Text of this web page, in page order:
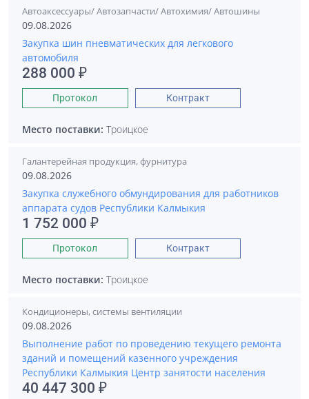
Автоаксессуары/ Автозапчасти/ Автохимия/ Автошины
09.08.2026
Закупка шин пневматических для легкового
автомобиля
288 000 ₽
Протокол Контракт
Место поставки: Троицкое
Галантерейная продукция, фурнитура
09.08.2026
Закупка служебного обмундирования для работников
аппарата судов Республики Калмыкия
1 752 000 ₽
Протокол Контракт
Место поставки: Троицкое
Кондиционеры, системы вентиляции
09.08.2026
Выполнение работ по проведению текущего ремонта
зданий и помещений казенного учреждения
Республики Калмыкия Центр занятости населения
40 447 300 ₽